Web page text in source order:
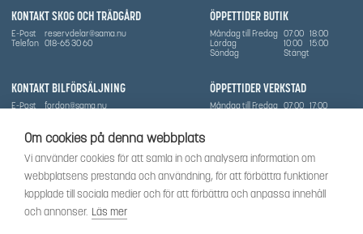
Om cookies på denna webbplats
Vi använder cookies för att samla in och analysera information om
webbplatsens prestanda och användning, för att förbättra funktioner
kopplade till sociala medier och för att förbättra och anpassa innehåll
och annonser. Läs mer
ÖPPETTIDER BUTIK
Måndag till Fredag 07:00 18:00
Lördag
10:00
15:00
Söndag
Stängt
ÖPPETTIDER VERKSTAD
Måndag till Fredag 07:00 17:00
KONTAKT SKOG OCH TRÄDGÅRD
E-Post
reservdelar@sama.nu
Telefon 018-65 30 60
KONTAKT BILFÖRSÄLJNING
E-Post
fordon@sama.nu
Vi har sedan 1970-talet levererat skog-och trädgårdsprodukter till Uppsala med omnejd. Vi
har idag även ett brett utbud av dessa produkter samt BRP:s produktsortiment, gällande
Can-Am, Sea-Doo.
Vi är certifierad serviceverkstad.
SOCIALT